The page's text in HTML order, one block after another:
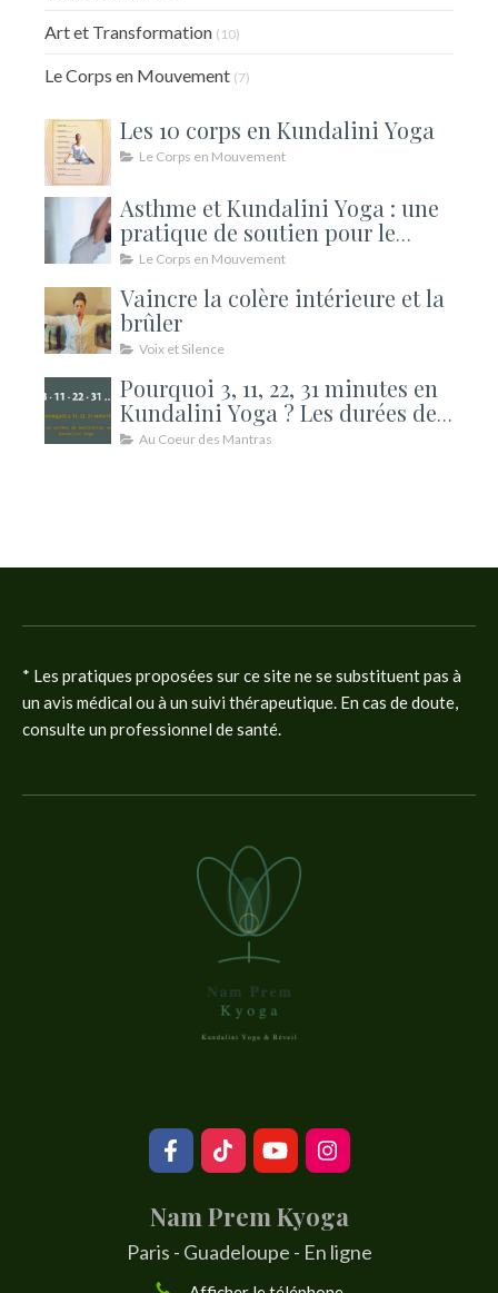
Art et Transformation (10)
Le Corps en Mouvement (7)
Les 10 corps en Kundalini Yoga
Le Corps en Mouvement
Asthme et Kundalini Yoga : une
pratique de soutien pour le
souffle
Le Corps en Mouvement
Vaincre la colère intérieure et la
brûler
Voix et Silence
Pourquoi 3, 11, 22, 31 minutes en
Kundalini Yoga ? Les durées de
méditation expliquées
Au Coeur des Mantras
* Les pratiques proposées sur ce site ne se substituent pas à
un avis médical ou à un suivi thérapeutique. En cas de doute,
consulte un professionnel de santé.
Nam Prem Kyoga
Paris - Guadeloupe - En ligne